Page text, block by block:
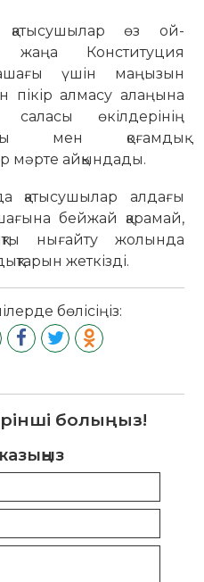
өз ой-
жаңа Конституция
үшін маңызын
пікір алмасу алаңына
өкілдерінің
мен қоғамдық
мәрте айқындады.
қатысушылар алдағы
бейжай қарамай,
нығайту жолында
жеткізді.
бөлісіңіз:
болыңыз!